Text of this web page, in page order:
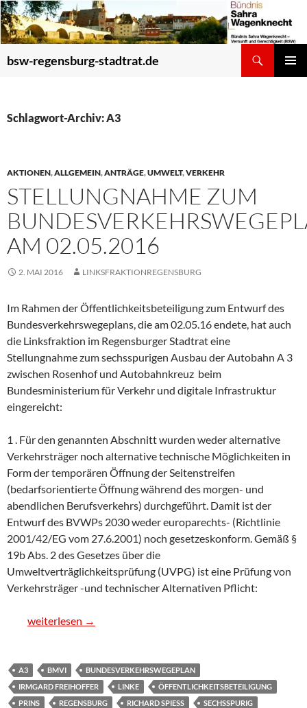
Zum
Inhalt
springen
bsw-regensburg-stadtrat.de
Schlagwort-Archiv: A3
AKTIONEN,ALLGEMEIN,ANTRÄGE,UMWELT,VERKEHR
STELLUNGNAHME ZUM
AM 02.05.2016
2. MAI 2016 LINKSFRAKTIONREGENSBURG
Im Rahmen der Öffentlichkeitsbeteiligung zum Entwurf des
Bundesverkehrswegeplans, die am 02.05.16 endete, hat auch
die Linksfraktion im Regensburger Stadtrat eine
Stellungnahme zum sechsspurigen Ausbau der Autobahn A 3
zwischen Rosenhof und Autobahnkreuz beim
Bundesministerium für Verkehr und digitale Infrastruktur
eingereicht:
1 . Für den genannten Abschnitt wurden weder alternative
Verkehrsträger noch alternative technische Möglichkeiten in
Form der temporären Öffnung der Seitenstreifen
(bedarfsorientierte Öffnung während des morgen- und
abendlichen Berufsverkehrs) durchgeführt. Damit ist der
Entwurf des BVWPs 2030 weder europarechts- (Richtlinie
2001/42/EG vom 27.6.2001) noch gesetzeskonform. Gemäß §
19b Abs. 2 des Gesetzes über die
Umweltverträglichkeitsprüfung (UVPG) ist eine Prüfung von
Verkehrsträger -und technischer Alternativen Pflicht:
Stellungnahme zum Bundesverkehrswegeplan am
weiterlesen →
A3 BMVI
BUNDESVERKEHRSWEGEPLAN
IRMGARD FREIHOFFER
LINKE
ÖFFENTLICHKEITSBETEILIGUNG
PRINS
REGENSBURG RICHARD SPIESS
SECHSSPURIG